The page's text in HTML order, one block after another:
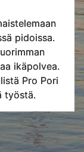
pidoissa.
ikäpolvea.
Pro Pori
työstä.